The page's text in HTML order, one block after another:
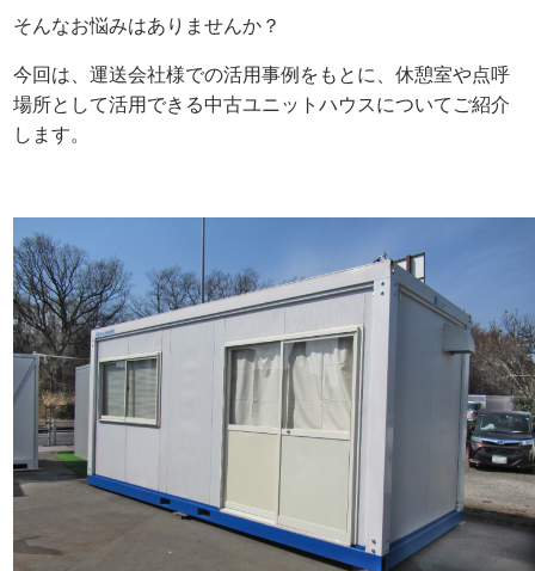
そんなお悩みはありませんか？
今回は、運送会社様での活用事例をもとに、休憩室や点呼
場所として活用できる中古ユニットハウスについてご紹介
します。